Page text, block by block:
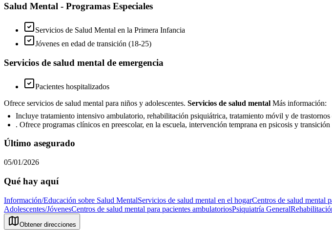
Salud Mental - Programas Especiales
Servicios de Salud Mental en la Primera Infancia
Jóvenes en edad de transición (18-25)
Servicios de salud mental de emergencia
Pacientes hospitalizados
Ofrece servicios de salud mental para niños y adolescentes. Servicios de salud mental Más información:
Incluye tratamiento intensivo ambulatorio, rehabilitación psiquiátrica, tratamiento móvil y de trastornos
. Ofrece programas clínicos en preescolar, en la escuela, intervención temprana en psicosis y transición
Último asegurado
05/01/2026
Qué hay aquí
Información/Educación sobre Salud MentalServicios de salud mental en el hogarCentros de salud mental
Adolescentes/JóvenesCentros de salud mental para pacientes ambulatoriosPsiquiatría General
Obtener direcciones